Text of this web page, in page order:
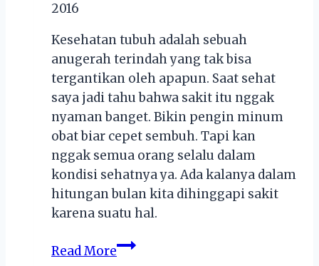
2016
Kesehatan tubuh adalah sebuah
anugerah terindah yang tak bisa
tergantikan oleh apapun. Saat sehat
saya jadi tahu bahwa sakit itu nggak
nyaman banget. Bikin pengin minum
obat biar cepet sembuh. Tapi kan
nggak semua orang selalu dalam
kondisi sehatnya ya. Ada kalanya dalam
hitungan bulan kita dihinggapi sakit
karena suatu hal.
Read MoreSehat